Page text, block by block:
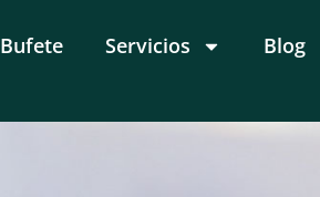
Bufete Servicios Blog